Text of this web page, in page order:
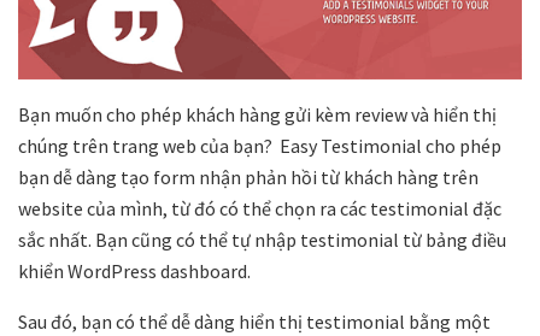
Bạn muốn cho phép khách hàng gửi kèm review và hiển thị
chúng trên trang web của bạn? Easy Testimonial cho phép
bạn dễ dàng tạo form nhận phản hồi từ khách hàng trên
website của mình, từ đó có thể chọn ra các testimonial đặc
sắc nhất. Bạn cũng có thể tự nhập testimonial từ bảng điều
khiển WordPress dashboard.
Sau đó, bạn có thể dễ dàng hiển thị testimonial bằng một